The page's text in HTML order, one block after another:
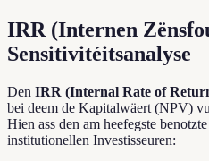
IRR (Internen
Sensitivitéitsanalyse
Den IRR (Internal Rate of
bei deem de Kapitalwäert (NPV)
Hien ass den am heefegste
institutionellen Investisseuren: